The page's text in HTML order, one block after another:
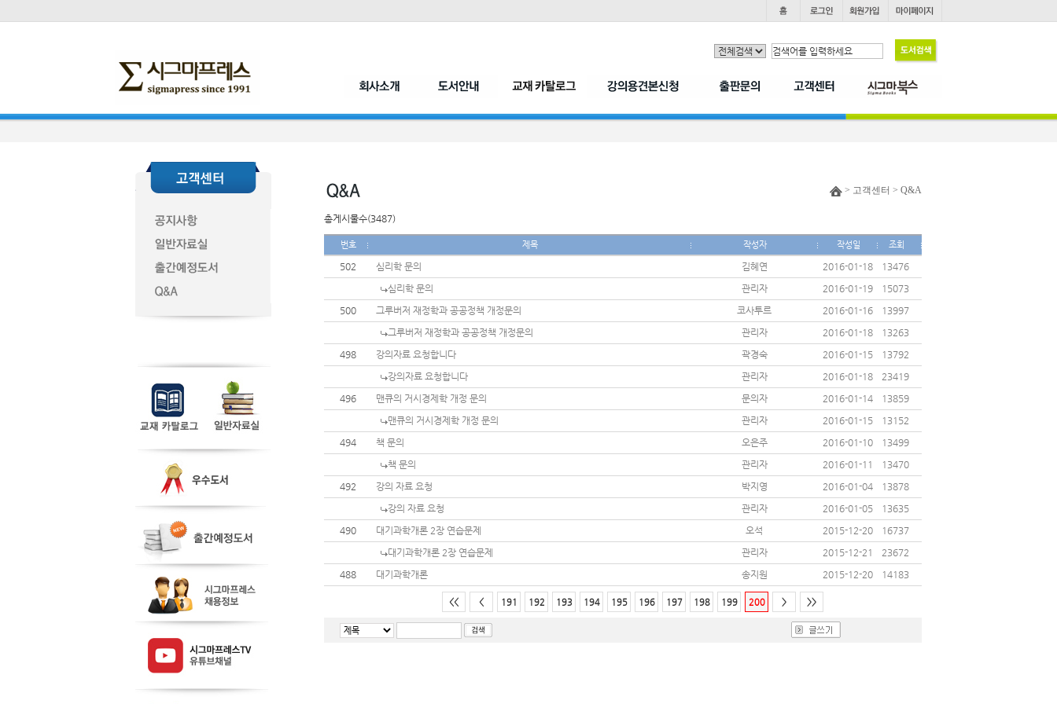
> 고객센터 > Q&A
총게시물수(3487)
번호 제목 작성자 작성일 조회
502 심리학 문의 김혜연 2016-01-18
13476
심리학 문의
관리자 2016-01-19
15073
500
그루버저 재정학과 공공정책 개정문의 코사투르 2016-01-16
13997
그루버저 재정학과 공공정책 개정문의
관리자 2016-01-18
13263
498
강의자료 요청합니다 곽경숙 2016-01-15
13792
강의자료 요청합니다
관리자 2016-01-18
23419
496
맨큐의 거시경제학 개정 문의 문의자 2016-01-14
13859
맨큐의 거시경제학 개정 문의
관리자 2016-01-15
13152
494
책 문의 오은주 2016-01-10
13499
책 문의
관리자 2016-01-11
13470
492
강의 자료 요청 박지영 2016-01-04
13878
강의 자료 요청
관리자 2016-01-05
13635
490
대기과학개론 2장 연습문제 오석 2015-12-20
16737
대기과학개론 2장 연습문제
관리자 2015-12-21
23672
488
대기과학개론 송지원 2015-12-20 14183
<< < 191 192 193 194 195 196 197 198 199 200 > >>